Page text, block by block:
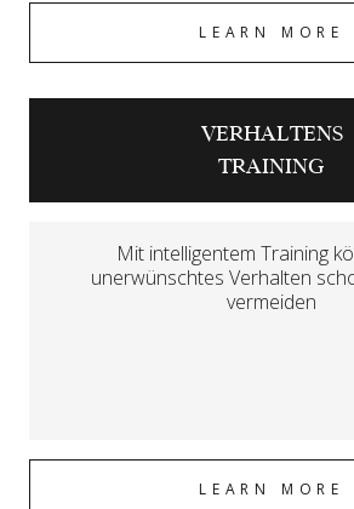
LEARN MORE
VERHALTENS
TRAINING
Mit intelligentem Training
unerwünschtes Verhalten
vermeiden
LEARN MORE